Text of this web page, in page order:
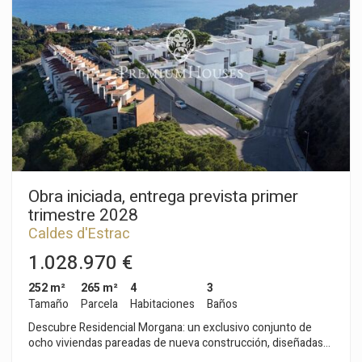
compuesto de dormitorio, baño completo, cocina y salón.
También destaca la piscina interior y jardín muy cuidado con
árboles, palmeras e incluso un putt de golf todo ello resaltado
con preciosa iluminación nocturna.
Obra iniciada, entrega prevista primer
trimestre 2028
Caldes d'Estrac
1.028.970 €
252 m²
Tamaño
265 m²
Parcela
4
Habitaciones
3
Baños
Descubre Residencial Morgana: un exclusivo conjunto de
ocho viviendas pareadas de nueva construcción, diseñadas